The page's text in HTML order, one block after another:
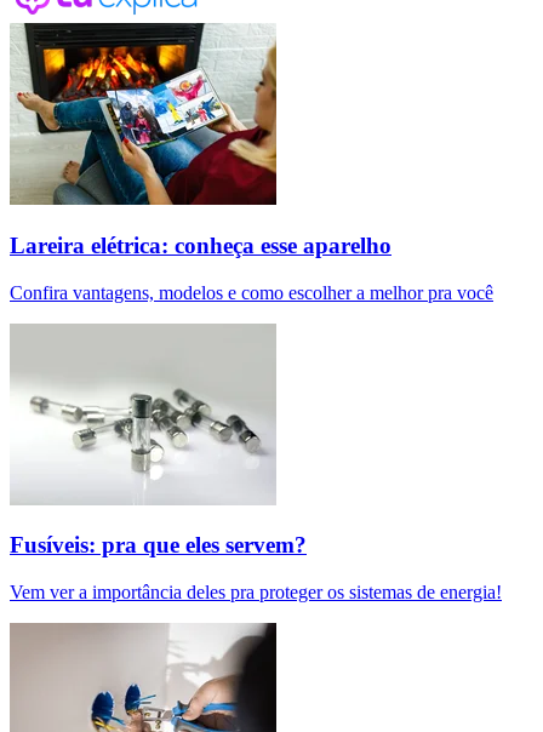
Lareira elétrica: conheça esse aparelho
Confira vantagens, modelos e como escolher a melhor pra você
Fusíveis: pra que eles servem?
Vem ver a importância deles pra proteger os sistemas de energia!